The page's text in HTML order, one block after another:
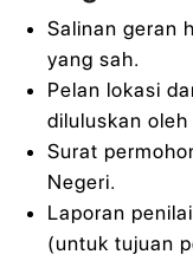
Salinan geran
yang sah.
Pelan lokasi
diluluskan
Surat
Negeri.
Laporan
(untuk tujuan